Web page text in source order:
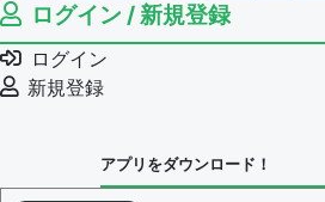
ログイン / 新規登録
ログイン
新規登録
アプリをダウンロード！